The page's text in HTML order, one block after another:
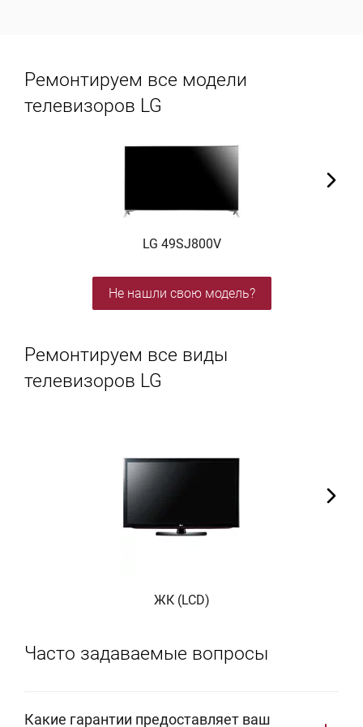
Ремонтируем все модели
телевизоров LG
LG 49SJ800V
Не нашли свою модель?
Ремонтируем все виды
телевизоров LG
ЖК (LCD)
Часто задаваемые вопросы
Какие гарантии предоставляет ваш